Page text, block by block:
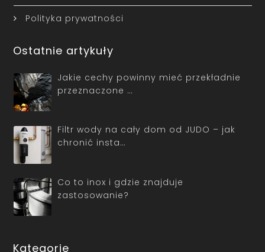
Polityka prywatności
Ostatnie artykuły
Jakie cechy powinny mieć przekładnie
przeznaczone …
Filtr wody na cały dom od JUDO – jak
chronić insta…
Co to inox i gdzie znajduje
zastosowanie?
Kategorie